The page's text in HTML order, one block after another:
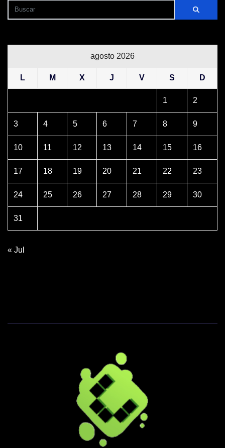
agosto 2026
L M X J V S D
1 2
3 4 5 6 7 8 9
10 11 12 13 14 15 16
17 18 19 20 21 22 23
24 25 26 27 28 29 30
31
« Jul